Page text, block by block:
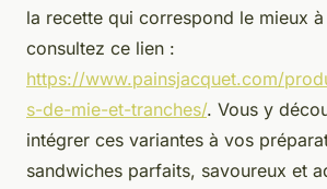
la recette qui correspond le mieux
consultez ce lien :
https://www.painsjacquet.com/
s-de-mie-et-tranches/. Vous y
intégrer ces variantes à vos
sandwiches parfaits, savoureux et